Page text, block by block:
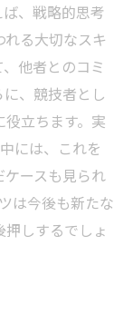
、戦略的思考
る大切なスキ
他者とのコミ
、競技者とし
立ちます。実
には、これを
ースも見られ
は今後も新たな
しするでしょ